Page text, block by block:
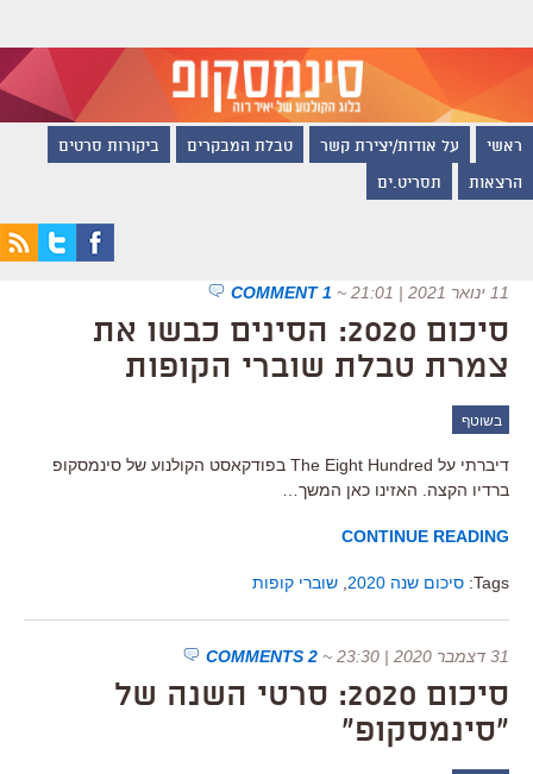
ראשי על אודות/יצירת קשר טבלת המבקרים ביקורות סרטים
הרצאות תסריט.ים
11 ינואר 2021 | 21:01 ~
1 COMMENT
סיכום 2020: הסינים כבשו את
צמרת טבלת שוברי הקופות
בשוטף
דיברתי על The Eight Hundred בפודקאסט הקולנוע של סינמסקופ
ברדיו הקצה. האזינו כאן המשך…
CONTINUE READING
Tags: סיכום שנה 2020 שוברי קופות
31 דצמבר 2020 | 23:30 ~
2 COMMENTS
סיכום 2020: סרטי השנה של
"סינמסקופ"